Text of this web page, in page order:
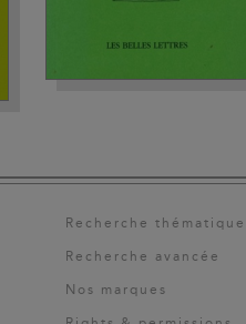
Recherche thématique
Recherche avancée
Nos marques